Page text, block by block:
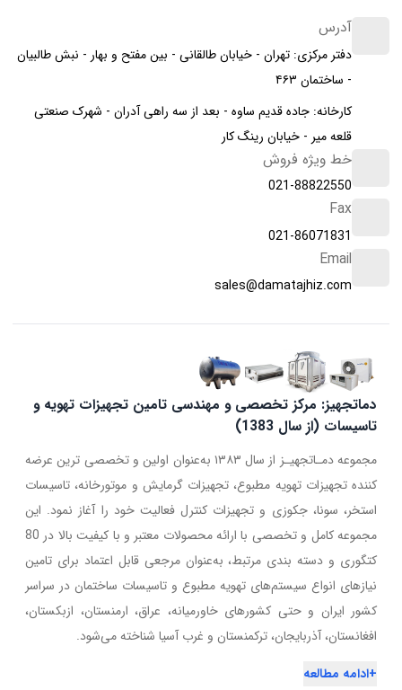
آدرس
دفتر مرکزی: تهران - خیابان طالقانی - بین مفتح و بهار - نبش طالبیان
- ساختمان ۴۶۳
کارخانه: جاده قدیم ساوه - بعد از سه راهی آدران - شهرک صنعتی
قلعه میر - خیابان رینگ کار
خط ویژه فروش
021-88822550
Fax
021-86071831
Email
sales@damatajhiz.com
دماتجهیز: مرکز تخصصی و مهندسی تامین تجهیزات تهویه و
تاسیسات (از سال 1383)
مجموعه دمـاتجهیـز از سال ۱۳۸۳ به‌عنوان اولین و تخصصی ترین عرضه
کننده تجهیزات تهویه مطبوع، تجهیزات گرمایش و موتورخانه، تاسیسات
استخر، سونا، جکوزی و تجهیزات کنترل فعالیت خود را آغاز نمود. این
مجموعه کامل و تخصصی با ارائه محصولات معتبر و با کیفیت بالا در 80
کتگوری و دسته بندی مرتبط، به‌عنوان مرجعی قابل اعتماد برای تامین
نیازهای انواع سیستم‌های تهویه مطبوع و تاسیسات ساختمان در سراسر
کشور ایران و حتی کشورهای خاورمیانه، عراق، ارمنستان، ازبکستان،
افغانستان، آذربایجان، ترکمنستان و غرب آسیا شناخته می‌شود.
+ادامه مطالعه